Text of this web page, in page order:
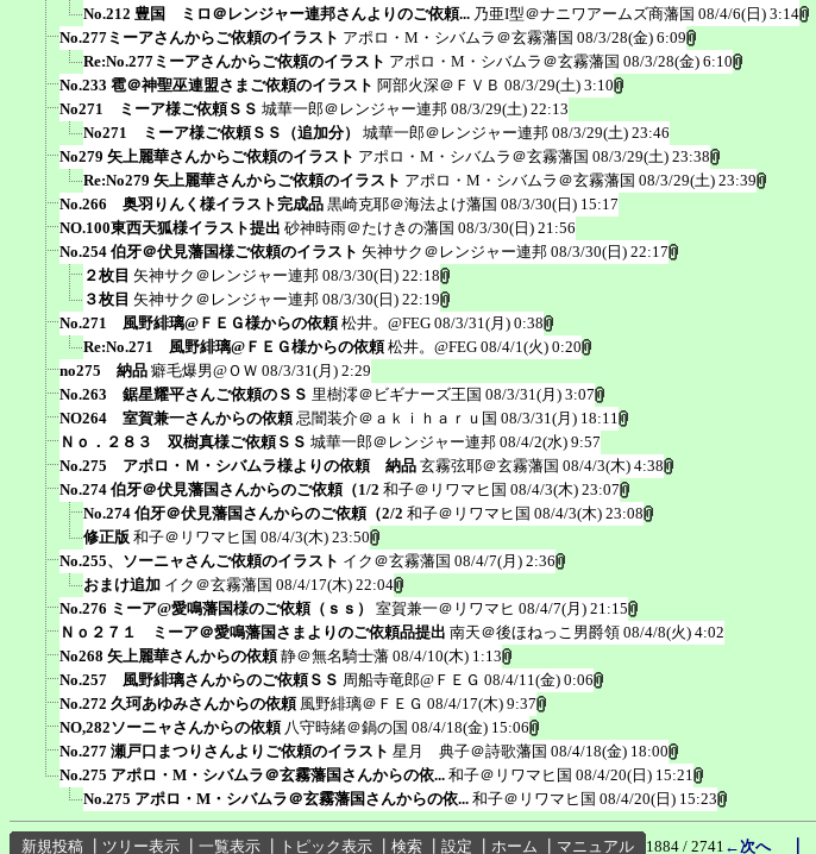
No.212 豊国 ミロ＠レンジャー連邦さんよりのご依頼... 乃亜I型＠ナニワアームズ商藩国 08/4/6(日) 3:14
No.277ミーアさんからご依頼のイラスト アポロ・M・シバムラ＠玄霧藩国 08/3/28(金) 6:09
Re:No.277ミーアさんからご依頼のイラスト アポロ・M・シバムラ＠玄霧藩国 08/3/28(金) 6:10
No.233 雹＠神聖巫連盟さまご依頼のイラスト 阿部火深＠ＦＶＢ 08/3/29(土) 3:10
No271 ミーア様ご依頼ＳＳ 城華一郎＠レンジャー連邦 08/3/29(土) 22:13
No271 ミーア様ご依頼ＳＳ（追加分）
城華一郎＠レンジャー連邦 08/3/29(土) 23:46
No279 矢上麗華さんからご依頼のイラスト アポロ・M・シバムラ＠玄霧藩国 08/3/29(土) 23:38
Re:No279 矢上麗華さんからご依頼のイラスト アポロ・M・シバムラ＠玄霧藩国 08/3/29(土) 23:39
No.266 奥羽りんく様イラスト完成品 黒崎克耶＠海法よけ藩国 08/3/30(日) 15:17
NO.100東西天狐様イラスト提出 砂神時雨＠たけきの藩国 08/3/30(日) 21:56
No.254 伯牙＠伏見藩国様ご依頼のイラスト 矢神サク＠レンジャー連邦 08/3/30(日) 22:17
２枚目 矢神サク＠レンジャー連邦 08/3/30(日) 22:18
３枚目 矢神サク＠レンジャー連邦 08/3/30(日) 22:19
No.271 風野緋璃@ＦＥＧ様からの依頼 松井。@FEG 08/3/31(月) 0:38
Re:No.271 風野緋璃@ＦＥＧ様からの依頼 松井。@FEG 08/4/1(火) 0:20
no275 納品 癖毛爆男@ＯＷ 08/3/31(月) 2:29
No.263 鋸星耀平さんご依頼のＳＳ 里樹澪＠ビギナーズ王国 08/3/31(月) 3:07
NO264 室賀兼一さんからの依頼 忌闇装介＠ａｋｉｈａｒｕ国 08/3/31(月) 18:11
Ｎｏ．２８３ 双樹真様ご依頼ＳＳ 城華一郎＠レンジャー連邦 08/4/2(水) 9:57
No.275 アポロ・Ｍ・シバムラ様よりの依頼 納品 玄霧弦耶＠玄霧藩国 08/4/3(木) 4:38
No.274 伯牙＠伏見藩国さんからのご依頼（1/2 和子＠リワマヒ国 08/4/3(木) 23:07
No.274 伯牙＠伏見藩国さんからのご依頼（2/2 和子＠リワマヒ国 08/4/3(木) 23:08
修正版 和子＠リワマヒ国 08/4/3(木) 23:50
No.255、ソーニャさんご依頼のイラスト イク＠玄霧藩国 08/4/7(月) 2:36
おまけ追加 イク＠玄霧藩国 08/4/17(木) 22:04
No.276 ミーア@愛鳴藩国様のご依頼（ｓｓ）
室賀兼一＠リワマヒ 08/4/7(月) 21:15
Ｎｏ２７１ ミーア＠愛鳴藩国さまよりのご依頼品提出 南天＠後ほねっこ男爵領 08/4/8(火) 4:02
No268 矢上麗華さんからの依頼 静＠無名騎士藩 08/4/10(木) 1:13
No.257 風野緋璃さんからのご依頼ＳＳ 周船寺竜郎@ＦＥＧ 08/4/11(金) 0:06
No.272 久珂あゆみさんからの依頼 風野緋璃＠ＦＥＧ 08/4/17(木) 9:37
NO,282ソーニャさんからの依頼 八守時緒＠鍋の国 08/4/18(金) 15:06
No.277 瀬戸口まつりさんよりご依頼のイラスト 星月 典子＠詩歌藩国 08/4/18(金) 18:00
No.275 アポロ・M・シバムラ＠玄霧藩国さんからの依... 和子＠リワマヒ国 08/4/20(日) 15:21
No.275 アポロ・M・シバムラ＠玄霧藩国さんからの依... 和子＠リワマヒ国 08/4/20(日) 15:23
新規投稿 ツリー表示 一覧表示 トピック表示 検索 設定 ホーム マニュアル 1884 / 2741 ←次へ｜